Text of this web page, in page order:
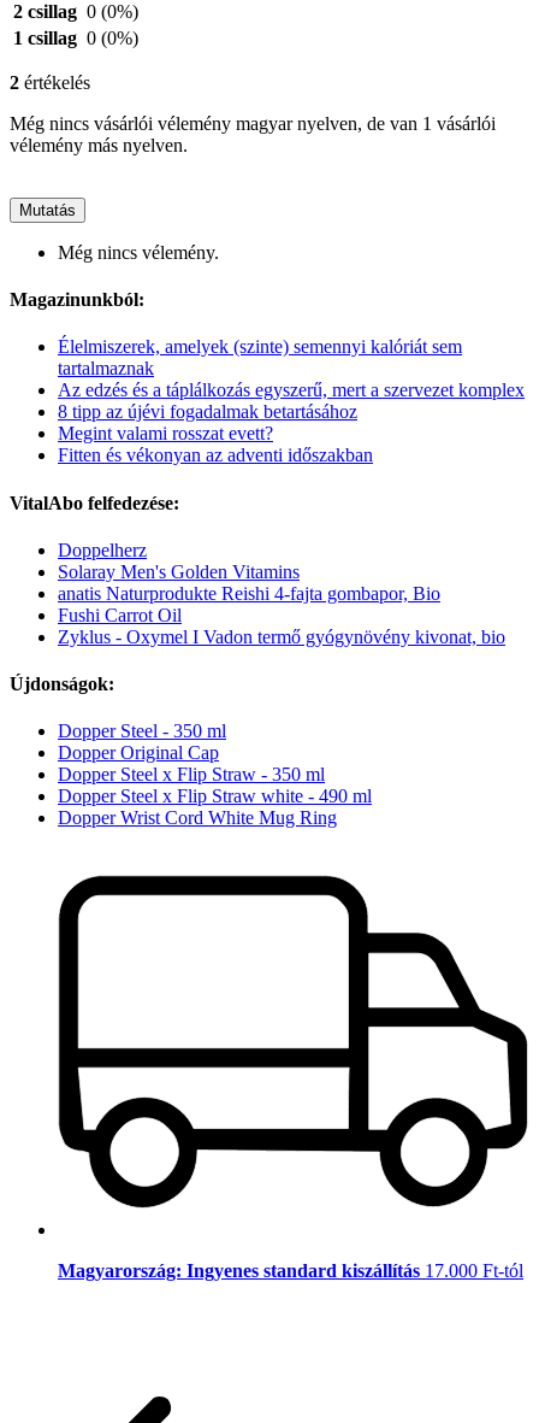
2 csillag 0 (0%)
1 csillag 0 (0%)
2 értékelés
Még nincs vásárlói vélemény magyar nyelven, de van 1 vásárlói
vélemény más nyelven.
Mutatás
Még nincs vélemény.
Magazinunkból:
Élelmiszerek, amelyek (szinte) semennyi kalóriát sem
tartalmaznak
Az edzés és a táplálkozás egyszerű, mert a szervezet komplex
8 tipp az újévi fogadalmak betartásához
Megint valami rosszat evett?
Fitten és vékonyan az adventi időszakban
VitalAbo felfedezése:
Doppelherz
Solaray Men's Golden Vitamins
anatis Naturprodukte Reishi 4-fajta gombapor, Bio
Fushi Carrot Oil
Zyklus - Oxymel I Vadon termő gyógynövény kivonat, bio
Újdonságok:
Dopper Steel - 350 ml
Dopper Original Cap
Dopper Steel x Flip Straw - 350 ml
Dopper Steel x Flip Straw white - 490 ml
Dopper Wrist Cord White Mug Ring
Magyarország: Ingyenes standard kiszállítás 17.000 Ft-tól